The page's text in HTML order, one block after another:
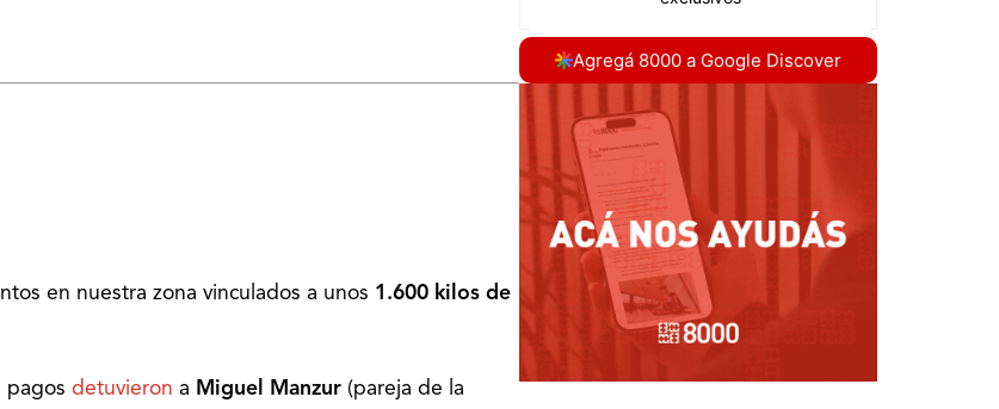
en nuestra zona vinculados a unos 1.600 kilos de
pagos detuvieron a Miguel Manzur (pareja de la
Agregá 8000 a Google Discover